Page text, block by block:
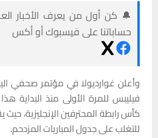
🔔 كن أول من يعرف الأخبار
حساباتنا على فيسبوك أو أكس
وأعلن غوارديولا في مؤتمر صحفي
فيليبس للمرة الأولى منذ البداية
كأس رابطة المحترفين الإنجليزية،
للتغلب على جدول المباريات المزدحم.